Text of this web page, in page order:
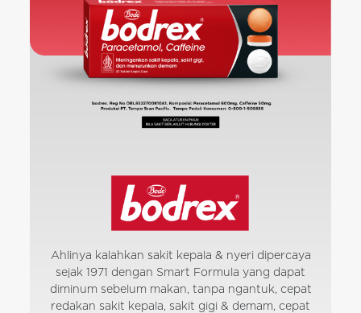
Ahlinya kalahkan sakit kepala & nyeri dipercaya
sejak 1971 dengan Smart Formula yang dapat
diminum sebelum makan, tanpa ngantuk, cepat
redakan sakit kepala, sakit gigi & demam, cepat